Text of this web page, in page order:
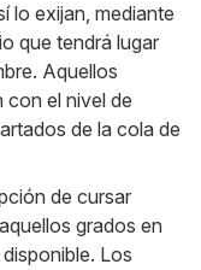
lo exijan, mediante
que tendrá lugar
Aquellos
con el nivel de
de la cola de
de cursar
grados en
Los